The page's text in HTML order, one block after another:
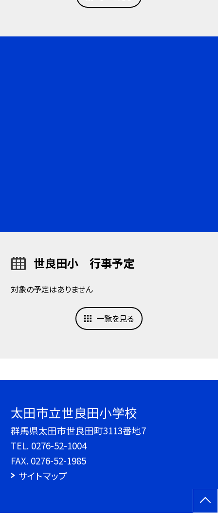
世良田小 行事予定
対象の予定はありません
一覧を見る
太田市立世良田小学校
群馬県太田市世良田町3113番地7
TEL. 0276-52-1004
FAX. 0276-52-1985
サイトマップ